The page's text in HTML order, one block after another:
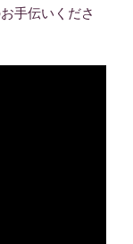
手伝いくださ